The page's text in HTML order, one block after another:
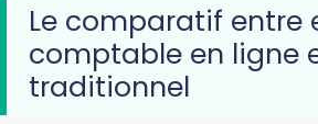
Le comparatif entre
comptable en ligne
traditionnel